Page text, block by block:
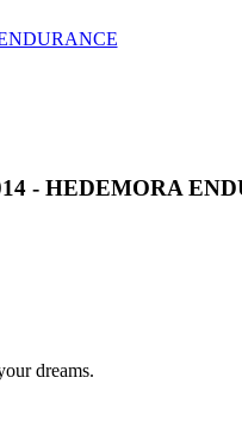
- HEDEMORA
dreams.